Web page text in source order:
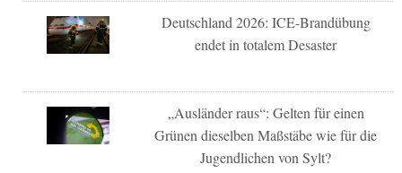
Deutschland 2026: ICE-Brandübung
endet in totalem Desaster
„Ausländer raus“: Gelten für einen
Grünen dieselben Maßstäbe wie für die
Jugendlichen von Sylt?